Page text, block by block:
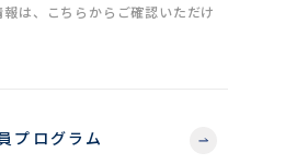
は、こちらからご確認いただけ
プログラム